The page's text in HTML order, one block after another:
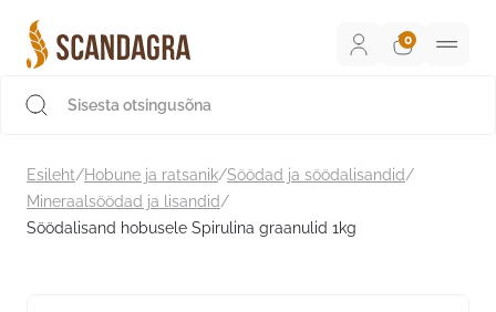
sisu
juurde
Esileht/Hobune ja ratsanik/Söödad ja söödalisandid/
Mineraalsöödad ja lisandid/
Söödalisand hobusele Spirulina graanulid 1kg